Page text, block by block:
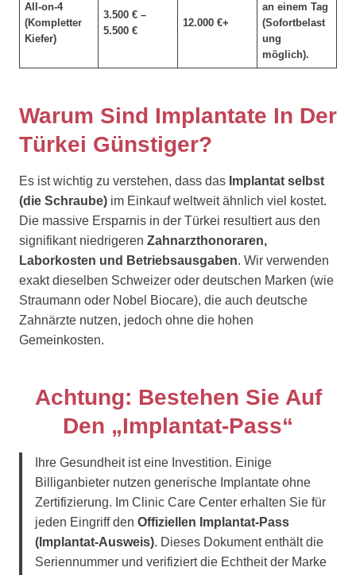
All-on-4
(Kompletter
Kiefer)
3.500 € –
5.500 €
12.000 €+
an einem Tag
(Sofortbelast
ung
möglich).
Warum Sind Implantate In Der
Türkei Günstiger?
Es ist wichtig zu verstehen, dass das Implantat selbst
(die Schraube) im Einkauf weltweit ähnlich viel kostet.
Die massive Ersparnis in der Türkei resultiert aus den
signifikant niedrigeren Zahnarzthonoraren,
Laborkosten und Betriebsausgaben. Wir verwenden
exakt dieselben Schweizer oder deutschen Marken (wie
Straumann oder Nobel Biocare), die auch deutsche
Zahnärzte nutzen, jedoch ohne die hohen
Gemeinkosten.
Achtung: Bestehen Sie Auf
Den „Implantat-Pass“
Ihre Gesundheit ist eine Investition. Einige
Billiganbieter nutzen generische Implantate ohne
Zertifizierung. Im Clinic Care Center erhalten Sie für
jeden Eingriff den Offiziellen Implantat-Pass
(Implantat-Ausweis). Dieses Dokument enthält die
Seriennummer und verifiziert die Echtheit der Marke